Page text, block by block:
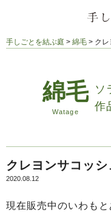
手しごとを結ぶ庭 > 綿毛 > ク
ソ
作
クレヨンサコッシ
2020.08.12
現在販売中のいわも